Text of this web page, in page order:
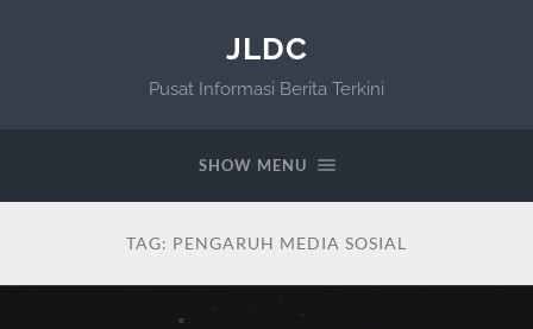
JLDC
Pusat Informasi Berita Terkini
SHOW MENU
TAG: PENGARUH MEDIA SOSIAL